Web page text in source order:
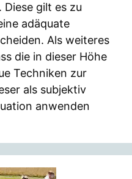
gilt es zu
adäquate
Als weiteres
die in dieser Höhe
Techniken zur
als subjektiv
anwenden